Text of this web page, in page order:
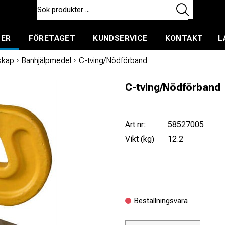
FÖRETAGET KUNDSERVICE KONTAKT
/ Banhjälpmedel / C-tving/Nödförband
C-tving/Nödförband
Art nr:
58527005
Vikt (kg)
12.2
Beställningsvara